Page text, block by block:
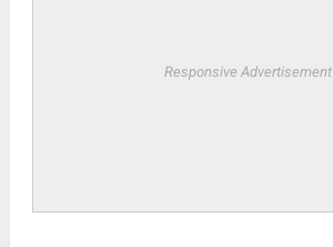
Responsive Advertisement